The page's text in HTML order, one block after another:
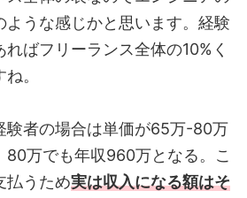
ような感じかと思います。経験
ばフリーランス全体の10%く
。
験者の場合は単価が65万-80万
80万でも年収960万となる。こ
払うため実は収入になる額はそ